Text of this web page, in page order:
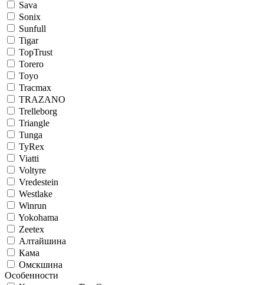
Sava
Sonix
Sunfull
Tigar
TopTrust
Torero
Toyo
Tracmax
TRAZANO
Trelleborg
Triangle
Tunga
TyRex
Viatti
Voltyre
Vredestein
Westlake
Winrun
Yokohama
Zeetex
Алтайшина
Кама
Омскшина
Особенности